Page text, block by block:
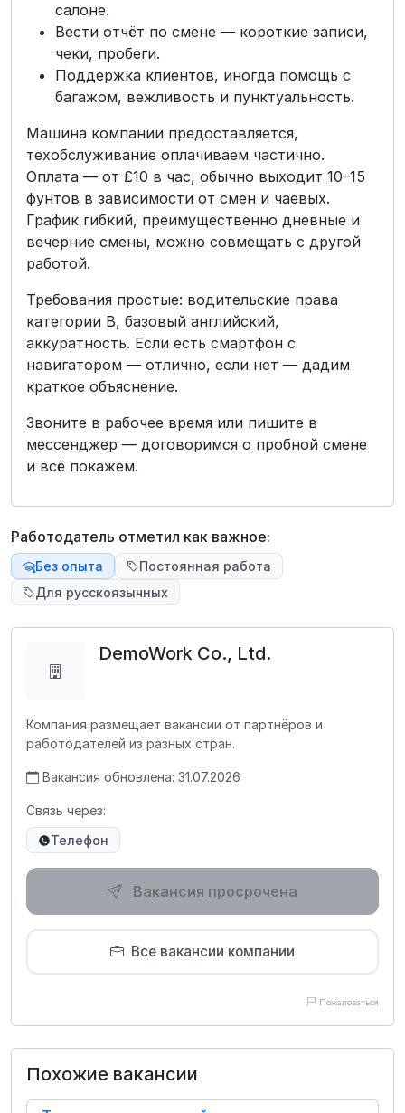
салоне.
Вести отчёт по смене — короткие записи,
чеки, пробеги.
Поддержка клиентов, иногда помощь с
багажом, вежливость и пунктуальность.
Машина компании предоставляется,
техобслуживание оплачиваем частично.
Оплата — от £10 в час, обычно выходит 10–15
фунтов в зависимости от смен и чаевых.
График гибкий, преимущественно дневные и
вечерние смены, можно совмещать с другой
работой.
Требования простые: водительские права
категории B, базовый английский,
аккуратность. Если есть смартфон с
навигатором — отлично, если нет — дадим
краткое объяснение.
Звоните в рабочее время или пишите в
мессенджер — договоримся о пробной смене
и всё покажем.
Работодатель отметил как важное:
Без опыта
Постоянная работа
Для русскоязычных
DemoWork Co., Ltd.
Компания размещает вакансии от партнёров и
работодателей из разных стран.
Вакансия обновлена: 31.07.2026
Связь через:
Телефон
Вакансия просрочена
Все вакансии компании
Пожаловаться
Похожие вакансии